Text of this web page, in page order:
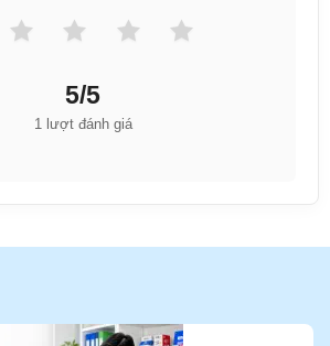
5/5
1 lượt đánh giá